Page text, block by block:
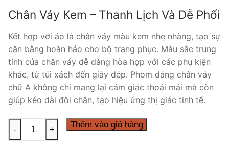
Chân Váy Kem – Thanh Lịch Và Dễ Phối
Kết hợp với áo là chân váy màu kem nhẹ nhàng, tạo sự
cân bằng hoàn hảo cho bộ trang phục. Màu sắc trung
tính của chân váy dễ dàng hòa hợp với các phụ kiện
khác, từ túi xách đến giày dép. Phom dáng chân váy
chữ A không chỉ mang lại cảm giác thoải mái mà còn
giúp kéo dài đôi chân, tạo hiệu ứng thị giác tinh tế.
Áo
- + Thêm vào giỏ hàng